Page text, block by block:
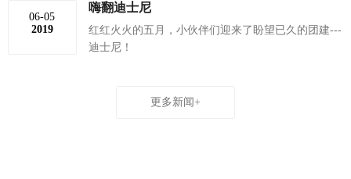
06-05
2019
嗨翻迪士尼
红红火火的五月，小伙伴们迎来了盼望已久的团建---
迪士尼！
更多新闻+